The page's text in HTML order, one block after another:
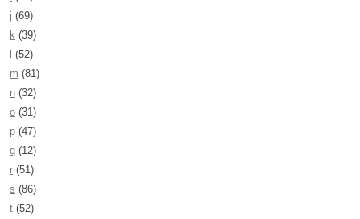
j (69)
k (39)
(52)
m (81)
n (32)
o (31)
p (47)
q (12)
r (51)
s (86)
t (52)